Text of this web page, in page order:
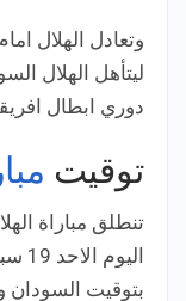
وتعادل الهلال
ليتأهل الهلال
دوري ابطال افريقيا 2021-
توقيت
تنطلق مباراة